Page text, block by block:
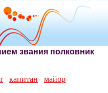
звания полковник
капитан
майор